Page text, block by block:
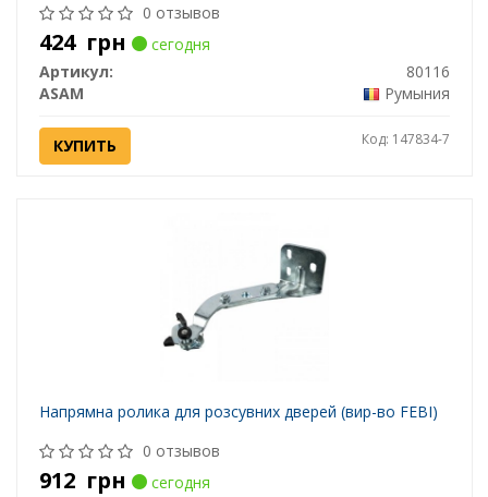
0 отзывов
424 грн
сегодня
Артикул:
80116
ASAM
Румыния
КУПИТЬ Код: 147834-7
Напрямна ролика для розсувних дверей (вир-во FEBI)
0 отзывов
912 грн
сегодня